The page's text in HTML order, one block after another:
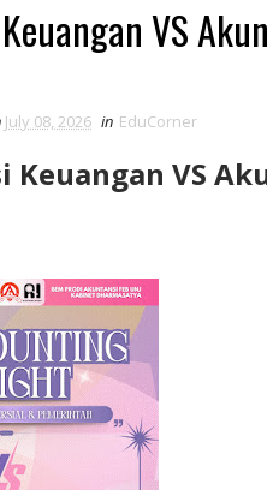
VS
July 08, 2026 in EduCorner
VS